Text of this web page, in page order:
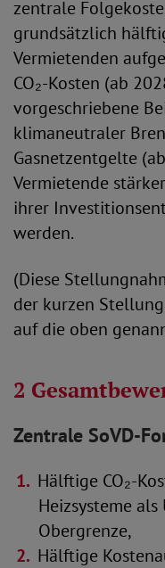
zentrale
grundsätzlich
Vermietenden
CO₂-Kosten (ab
vorgeschriebene
klimaneutraler
Gasnetzentgelte
Vermietende
ihrer
werden.
(Diese
der kurzen
auf die oben
2
Zentrale SoVD-
Hälftige CO₂-
Heizsysteme
Obergrenze,
Hälftige